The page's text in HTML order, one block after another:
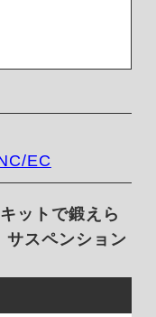
EC
ットで鍛えら
スペンション